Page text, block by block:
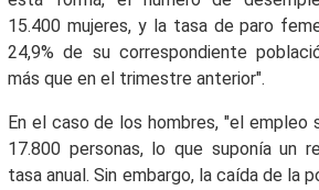
15.400 mujeres, y la tasa de paro
24,9% de su correspondiente
más que en el trimestre anterior".
En el caso de los hombres, "el empleo
17.800 personas, lo que suponía un
tasa anual. Sin embargo, la caída de la